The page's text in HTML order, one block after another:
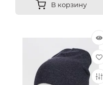
В корзину